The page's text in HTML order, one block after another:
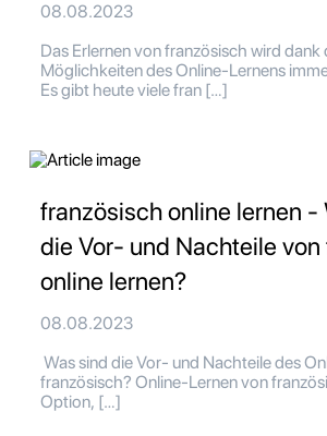
08.08.2023
Das Erlernen von französisch wird dank
Möglichkeiten des Online-Lernens
Es gibt heute viele fran […]
französisch online lernen -
die Vor- und Nachteile
online lernen?
08.08.2023
Was sind die Vor- und Nachteile des
französisch? Online-Lernen von
Option, […]